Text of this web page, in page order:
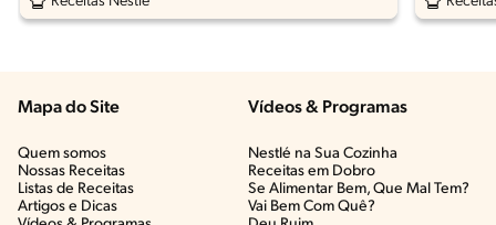
Mapa do Site
Quem somos
Nossas Receitas
Listas de Receitas​
Artigos e Dicas​
Vídeos & Programas​
Nestlé na Sua Cozinha
Receitas em Dobro
Se Alimentar Bem, Que Mal Tem?​
Vai Bem Com Quê?​